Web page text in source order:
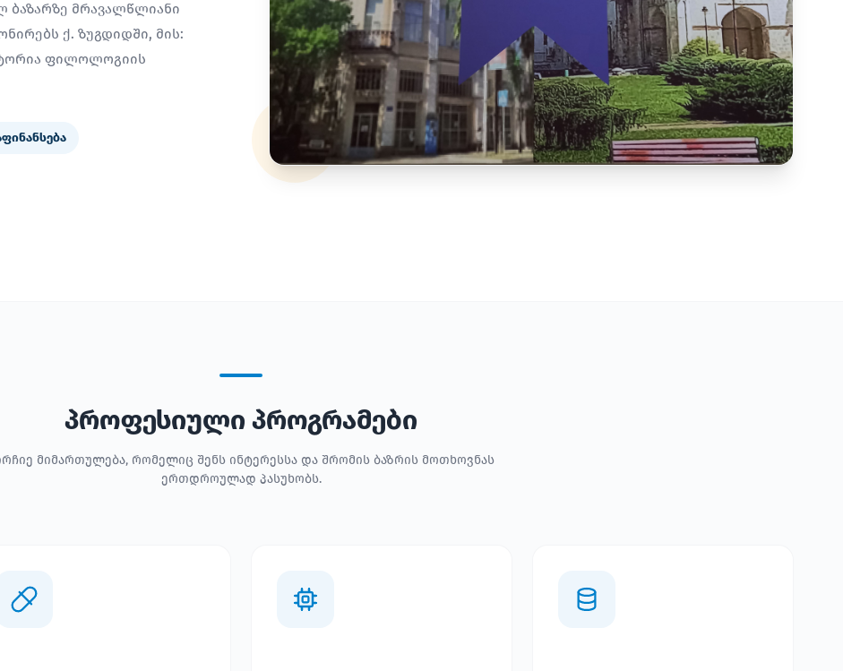
ბაზარზე მრავალწლიანი
ქ. ზუგდიდში, მის:
ფილოლოგიის
პროფესიული პროგრამები
მიმართულება, რომელიც შენს ინტერესსა და შრომის ბაზრის მოთხოვნას
ერთდროულად პასუხობს.